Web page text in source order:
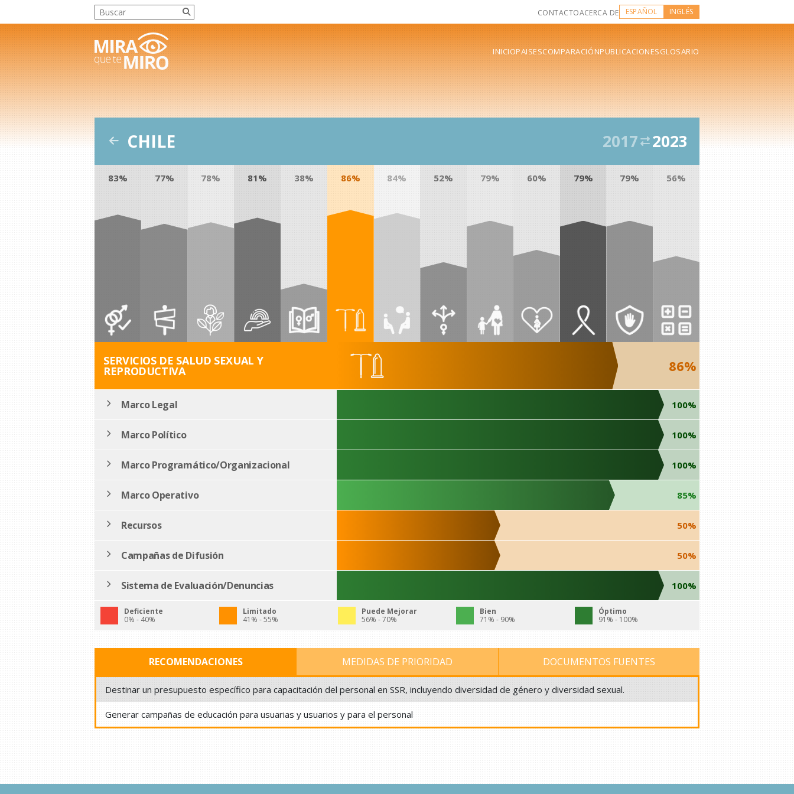
CONTACTOACERCA DE ESPAÑOL INGLÉS
INICIOPAISESCOMPARACIÓNPUBLICACIONESGLOSARIO
CHILE 2017 2023
83% 77% 78% 81% 38% 86% 84% 52% 79% 60% 79% 79% 56%
SERVICIOS DE SALUD SEXUAL Y
REPRODUCTIVA 86%
Marco Legal 100%
Marco Político 100%
Marco Programático/Organizacional 100%
Marco Operativo 85%
Recursos 50%
Campañas de Difusión 50%
Sistema de Evaluación/Denuncias 100%
Deficiente
0% - 40%
Limitado
41% - 55%
Puede Mejorar
56% - 70%
Bien
71% - 90%
Óptimo
91% - 100%
RECOMENDACIONES MEDIDAS DE PRIORIDAD DOCUMENTOS FUENTES
Destinar un presupuesto específico para capacitación del personal en SSR, incluyendo diversidad de género y diversidad sexual.
Generar campañas de educación para usuarias y usuarios y para el personal